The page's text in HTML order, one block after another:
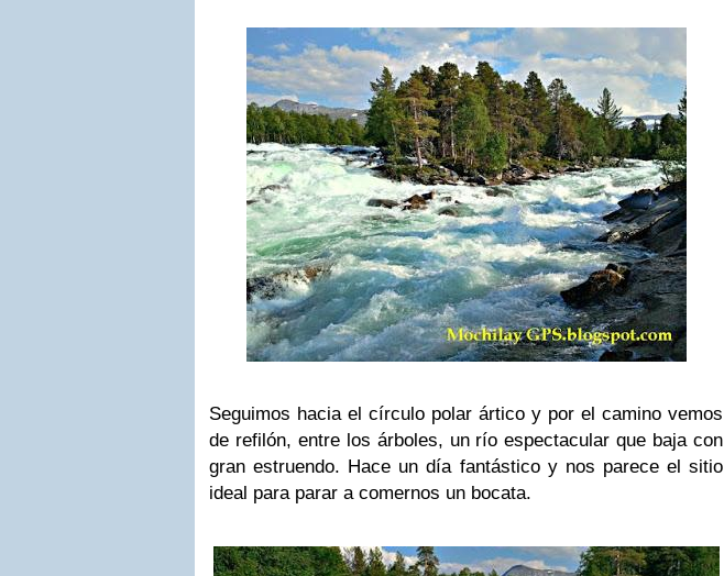
Seguimos hacia el círculo polar ártico y por el camino vemos
de refilón, entre los árboles, un río espectacular que baja con
gran estruendo. Hace un día fantástico y nos parece el sitio
ideal para parar a comernos un bocata.